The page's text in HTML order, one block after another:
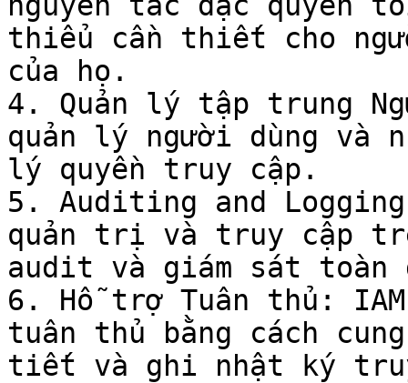
thiểu cần thiết cho
của họ.
4. Quản lý tập trung
quản lý người dùng và
lý quyền truy cập.
5. Auditing and
quản trị và truy cập
audit và giám sát toàn
6. Hỗ trợ Tuân thủ:
tuân thủ bằng cách
tiết và ghi nhật ký